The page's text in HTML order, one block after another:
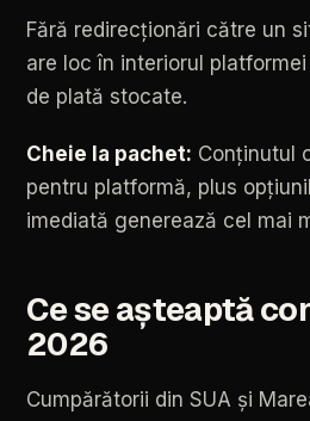
Fără redirecționări către un
are loc în interiorul platformei
de plată stocate.
Cheie la pachet: Conținutul
pentru platformă, plus
imediată generează cel mai
Ceseașteaptă
2026
Cumpărătorii din SUA și